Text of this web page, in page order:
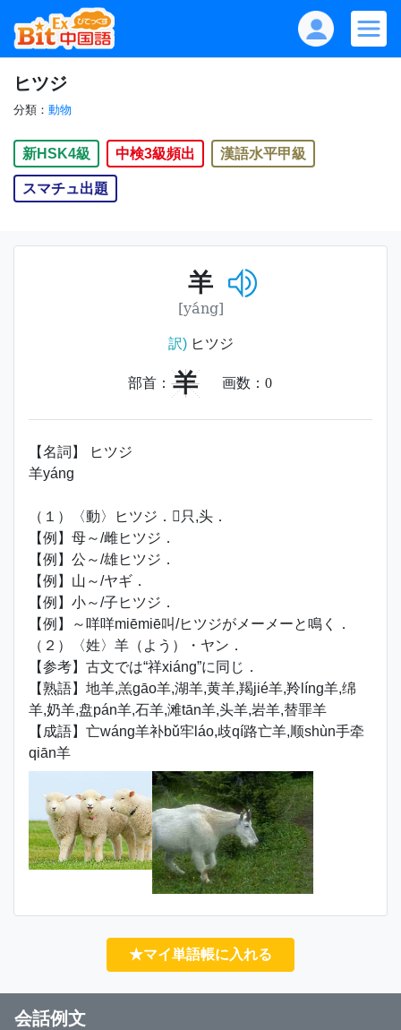
ヒツジ
分類： 動物
新HSK4級 中検3級頻出 漢語水平甲級
スマチュ出題
羊
[yáng]
訳)ヒツジ
部首： 羊 画数： 0
【名詞】 ヒツジ
羊yáng
（１）〈動〉ヒツジ．只,头．
【例】母～/雌ヒツジ．
【例】公～/雄ヒツジ．
【例】山～/ヤギ．
【例】小～/子ヒツジ．
【例】～咩咩miēmiē叫/ヒツジがメーメーと鳴く．
（２）〈姓〉羊（よう）・ヤン．
【参考】古文では“祥xiáng”に同じ．
【熟語】地羊,羔gāo羊,湖羊,黄羊,羯jié羊,羚líng羊,绵
羊,奶羊,盘pán羊,石羊,滩tān羊,头羊,岩羊,替罪羊
【成語】亡wáng羊补bǔ牢láo,歧qí路亡羊,顺shùn手牵
qiān羊
★マイ単語帳に入れる
会話例文